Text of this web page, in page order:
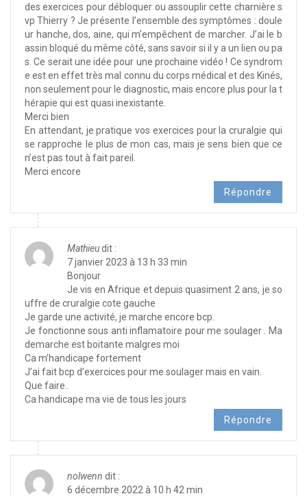
des exercices pour débloquer ou assouplir cette charnière s
vp Thierry ? Je présente l’ensemble des symptômes : doule
ur hanche, dos, aine, qui m’empêchent de marcher. J’ai le b
assin bloqué du même côté, sans savoir si il y a un lien ou pa
s. Ce serait une idée pour une prochaine vidéo ! Ce syndrom
e est en effet très mal connu du corps médical et des Kinés,
non seulement pour le diagnostic, mais encore plus pour la t
hérapie qui est quasi inexistante.
Merci bien
En attendant, je pratique vos exercices pour la cruralgie qui
se rapproche le plus de mon cas, mais je sens bien que ce
n’est pas tout à fait pareil.
Merci encore
Répondre
Mathieudit :
7 janvier 2023 à 13 h 33 min
Bonjour
Je vis en Afrique et depuis quasiment 2 ans, je so
uffre de cruralgie cote gauche
Je garde une activité, je marche encore bcp.
Je fonctionne sous anti inflamatoire pour me soulager . Ma
demarche est boitante malgres moi
Ca m’handicape fortement
J’ai fait bcp d’exercices pour me soulager mais en vain.
Que faire..
Ca handicape ma vie de tous les jours
Répondre
nolwenn dit :
6 décembre 2022 à 10 h 42 min